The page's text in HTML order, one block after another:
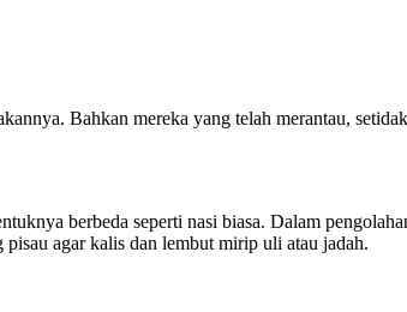
Bahkan mereka yang telah merantau,
berbeda seperti nasi biasa. Dalam
agar kalis dan lembut mirip uli atau jadah.